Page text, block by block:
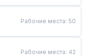
Рабочие места: 50
Рабочие места: 42